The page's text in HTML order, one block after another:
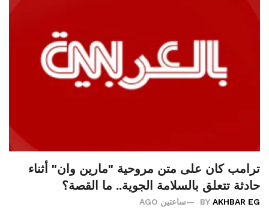
ترامب كان على متن مروحية "مارين وان" أثناء
حادثة تتعلق بالسلامة الجوية.. ما القصة؟
BY AKHBAR EG ساعتين AGO